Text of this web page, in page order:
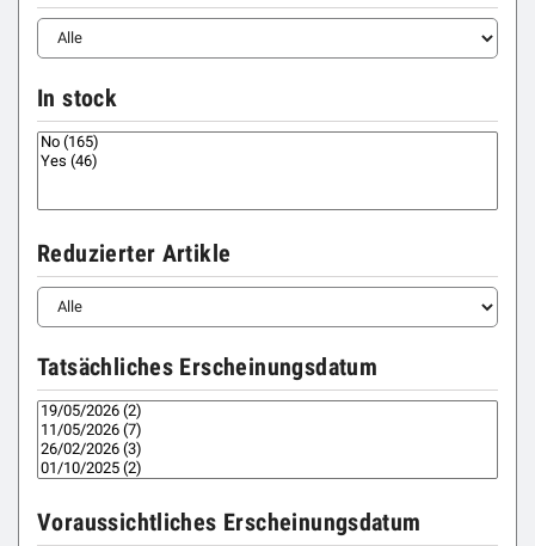
In stock
Reduzierter Artikle
Tatsächliches Erscheinungsdatum
Voraussichtliches Erscheinungsdatum